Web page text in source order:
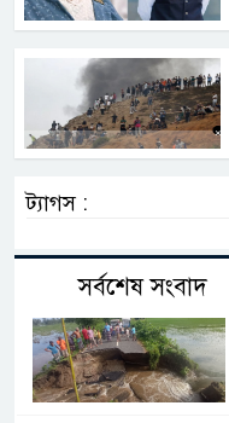
ট্যাগস :
সর্বশেষ সংবাদ